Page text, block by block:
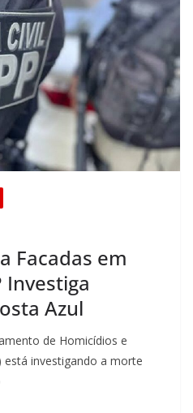
Facadas em
Investiga
Azul
de Homicídios e
está investigando a morte